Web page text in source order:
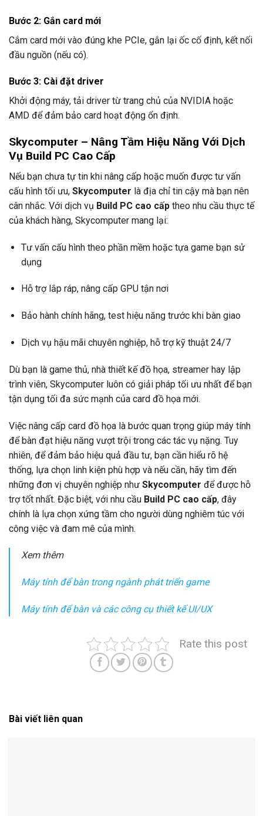
Bước 2: Gắn card mới
Cắm card mới vào đúng khe PCIe, gắn lại ốc cố định, kết nối
đầu nguồn (nếu có).
Bước 3: Cài đặt driver
Khởi động máy, tải driver từ trang chủ của NVIDIA hoặc
AMD để đảm bảo card hoạt động ổn định.
Skycomputer – Nâng Tầm Hiệu Năng Với Dịch
Vụ Build PC Cao Cấp
Nếu bạn chưa tự tin khi nâng cấp hoặc muốn được tư vấn
cấu hình tối ưu, Skycomputer là địa chỉ tin cậy mà bạn nên
cân nhắc. Với dịch vụ Build PC cao cấp theo nhu cầu thực tế
của khách hàng, Skycomputer mang lại:
Tư vấn cấu hình theo phần mềm hoặc tựa game bạn sử
dụng
Hỗ trợ lắp ráp, nâng cấp GPU tận nơi
Bảo hành chính hãng, test hiệu năng trước khi bàn giao
Dịch vụ hậu mãi chuyên nghiệp, hỗ trợ kỹ thuật 24/7
Dù bạn là game thủ, nhà thiết kế đồ họa, streamer hay lập
trình viên, Skycomputer luôn có giải pháp tối ưu nhất để bạn
tận dụng tối đa sức mạnh của card đồ họa mới.
Việc nâng cấp card đồ họa là bước quan trọng giúp máy tính
để bàn đạt hiệu năng vượt trội trong các tác vụ nặng. Tuy
nhiên, để đảm bảo hiệu quả đầu tư, bạn cần hiểu rõ hệ
thống, lựa chọn linh kiện phù hợp và nếu cần, hãy tìm đến
những đơn vị chuyên nghiệp như Skycomputer để được hỗ
trợ tốt nhất. Đặc biệt, với nhu cầu Build PC cao cấp, đây
chính là lựa chọn xứng tầm cho người dùng nghiêm túc với
công việc và đam mê của mình.
Xem thêm
Máy tính để bàn trong ngành phát triển game
Máy tính để bàn và các công cụ thiết kế UI/UX
Rate this post
Bài viết liên quan